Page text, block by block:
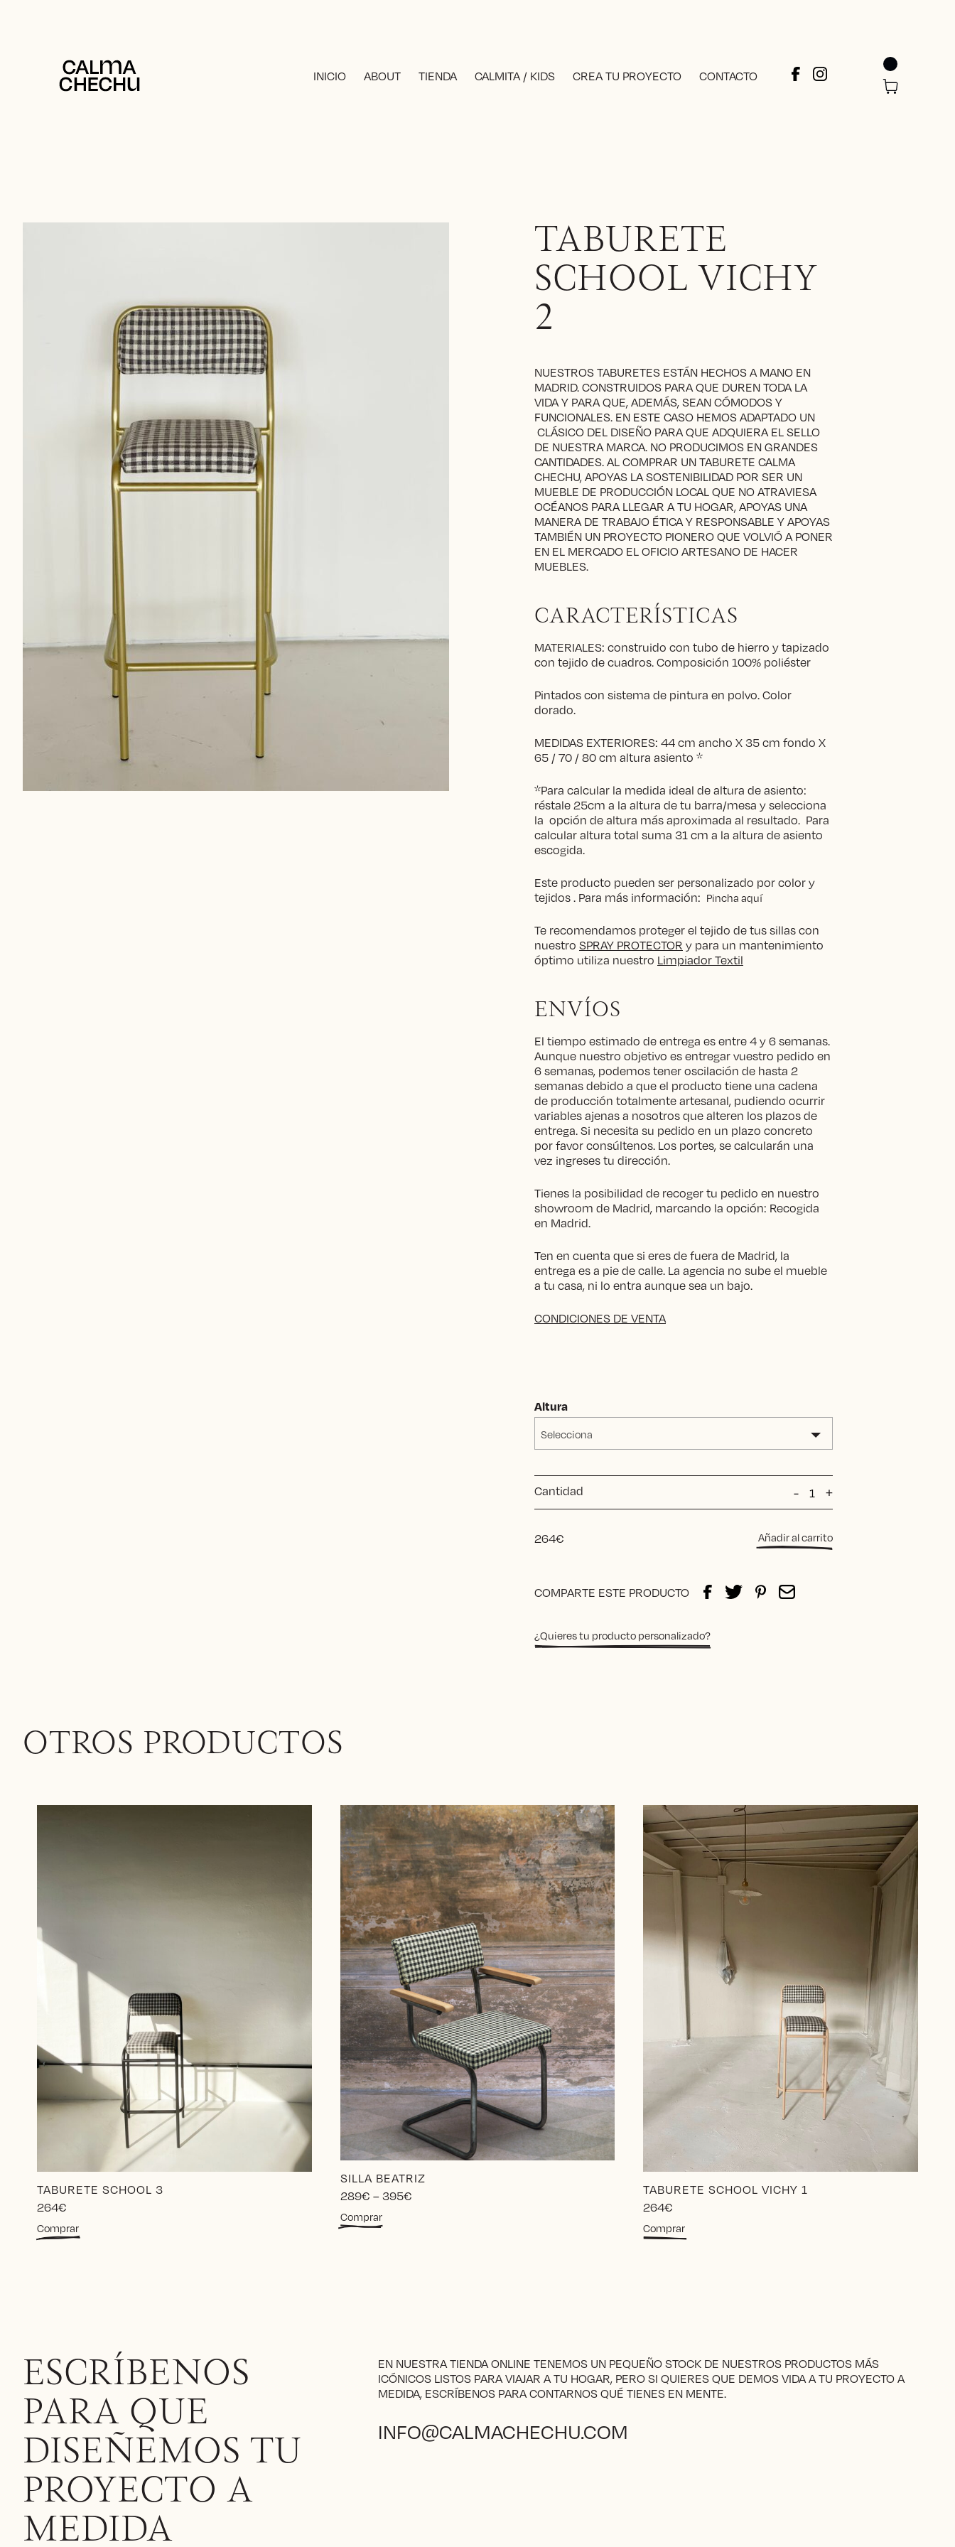
INICIO ABOUT TIENDA CALMITA / KIDS CREA TU PROYECTO CONTACTO
TABURETE
SCHOOL VICHY
2
NUESTROS TABURETES ESTÁN HECHOS A MANO EN
MADRID. CONSTRUIDOS PARA QUE DUREN TODA LA
VIDA Y PARA QUE, ADEMÁS, SEAN CÓMODOS Y
FUNCIONALES. EN ESTE CASO HEMOS ADAPTADO UN
CLÁSICO DEL DISEÑO PARA QUE ADQUIERA EL SELLO
DE NUESTRA MARCA. NO PRODUCIMOS EN GRANDES
CANTIDADES. AL COMPRAR UN TABURETE CALMA
CHECHU, APOYAS LA SOSTENIBILIDAD POR SER UN
MUEBLE DE PRODUCCIÓN LOCAL QUE NO ATRAVIESA
OCÉANOS PARA LLEGAR A TU HOGAR, APOYAS UNA
MANERA DE TRABAJO ÉTICA Y RESPONSABLE Y APOYAS
TAMBIÉN UN PROYECTO PIONERO QUE VOLVIÓ A PONER
EN EL MERCADO EL OFICIO ARTESANO DE HACER
MUEBLES.
CARACTERÍSTICAS
MATERIALES: construido con tubo de hierro y tapizado
con tejido de cuadros. Composición 100% poliéster
Pintados con sistema de pintura en polvo. Color
dorado.
MEDIDAS EXTERIORES: 44 cm ancho X 35 cm fondo X
65 / 70 / 80 cm altura asiento *
*Para calcular la medida ideal de altura de asiento:
réstale 25cm a la altura de tu barra/mesa y selecciona
la opción de altura más aproximada al resultado. Para
calcular altura total suma 31 cm a la altura de asiento
escogida.
Este producto pueden ser personalizado por color y
tejidos . Para más información: Pincha aquí
Te recomendamos proteger el tejido de tus sillas con
nuestro SPRAY PROTECTOR y para un mantenimiento
óptimo utiliza nuestro Limpiador Textil
ENVÍOS
El tiempo estimado de entrega es entre 4 y 6 semanas.
Aunque nuestro objetivo es entregar vuestro pedido en
6 semanas, podemos tener oscilación de hasta 2
semanas debido a que el producto tiene una cadena
de producción totalmente artesanal, pudiendo ocurrir
variables ajenas a nosotros que alteren los plazos de
entrega. Si necesita su pedido en un plazo concreto
por favor consúltenos. Los portes, se calcularán una
vez ingreses tu dirección.
Tienes la posibilidad de recoger tu pedido en nuestro
showroom de Madrid, marcando la opción: Recogida
en Madrid.
Ten en cuenta que si eres de fuera de Madrid, la
entrega es a pie de calle. La agencia no sube el mueble
a tu casa, ni lo entra aunque sea un bajo.
CONDICIONES DE VENTA
Altura
Selecciona
Cantidad -
Taburete
School
2
cantidad
+
264€ Añadir al carrito
COMPARTE ESTE PRODUCTO
¿Quieres tu producto personalizado?
OTROS PRODUCTOS
TABURETE SCHOOL 3
264€
ComprarEste
producto
elegir
en
página
de
producto
SILLA BEATRIZ
289€ –395€Price
ComprarEste
producto
en
la
página
producto
TABURETE SCHOOL VICHY 1
264€
ComprarEste
producto
elegir
en
la
ESCRÍBENOS
PARA QUE
DISEÑEMOS TU
PROYECTO A
MEDIDA
EN NUESTRA TIENDA ONLINE TENEMOS UN PEQUEÑO STOCK DE NUESTROS PRODUCTOS MÁS
ICÓNICOS LISTOS PARA VIAJAR A TU HOGAR, PERO SI QUIERES QUE DEMOS VIDA A TU PROYECTO A
MEDIDA, ESCRÍBENOS PARA CONTARNOS QUÉ TIENES EN MENTE.
INFO@CALMACHECHU.COM